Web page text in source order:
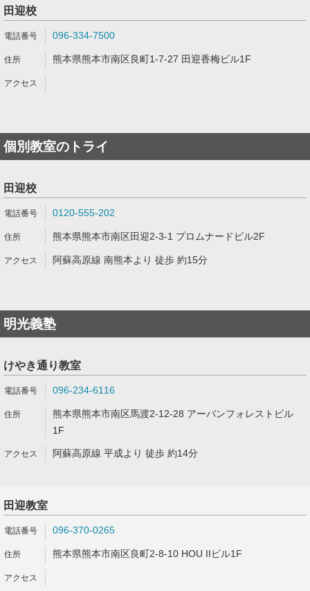
田迎校
096-334-7500
熊本県熊本市南区良町1-7-27 田迎香梅ビル1F
個別教室のトライ
田迎校
0120-555-202
熊本県熊本市南区田迎2-3-1 プロムナードビル2F
阿蘇高原線 南熊本より 徒歩 約15分
明光義塾
けやき通り教室
096-234-6116
熊本県熊本市南区馬渡2-12-28 アーバンフォレストビル
1F
阿蘇高原線 平成より 徒歩 約14分
田迎教室
096-370-0265
熊本県熊本市南区良町2-8-10 HOU IIビル1F